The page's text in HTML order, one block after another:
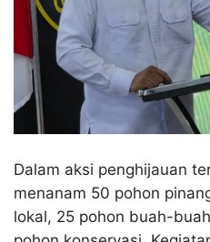
Dalam aksi penghijauan
menanam 50 pohon
lokal, 25 pohon buah-